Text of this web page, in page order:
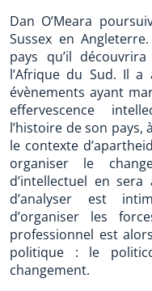
Dan O’Meara
Sussex en
pays qu’il
l’Afrique du Sud. Il
évènements ayant
effervescence
l’histoire de son pays,
le contexte
organiser le
d’intellectuel en
d’analyser est
d’organiser les
professionnel est
politique : le
changement.